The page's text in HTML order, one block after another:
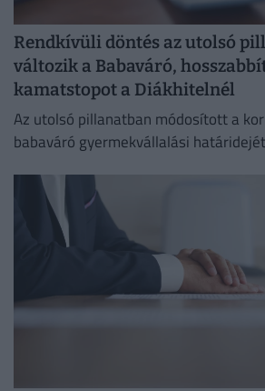
Rendkívüli döntés az utolsó
változik a Babaváró,
kamatstopot a Diákhitelnél
Az utolsó pillanatban módosított a
babaváró gyermekvállalási